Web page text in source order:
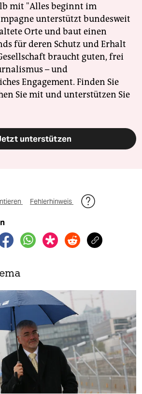
mit "Alles beginnt im
unterstützt bundesweit
Orte und baut einen
für deren Schutz und Erhalt
braucht guten, frei
– und
Engagement. Finden Sie
Sie mit und unterstützen Sie
unterstützen
Fehlerhinweis